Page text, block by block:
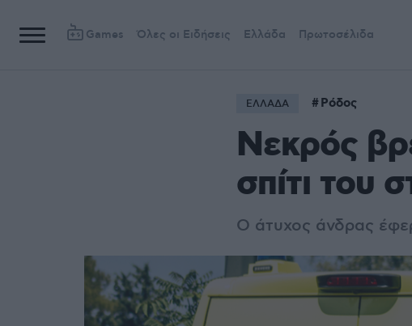
Games Όλες οι Ειδήσεις Ελλάδα Πρωτοσέλιδα
ΕΛΛΑΔΑ Ρόδος
Νεκρός
σπίτι του
Ο άτυχος άνδρας